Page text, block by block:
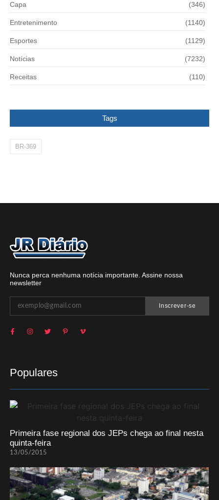
Capa (346)
Entretenimento (1140)
Esportes (1129)
Notícias (7232)
Receitas (110)
Tags
BR-369
Nunca perca nenhuma notícia importante. Assine nossa
newsletter
Inscrever-se
Populares
Primeira fase regional dos JEPs chega ao final nesta
quinta-feira
13/05/2015